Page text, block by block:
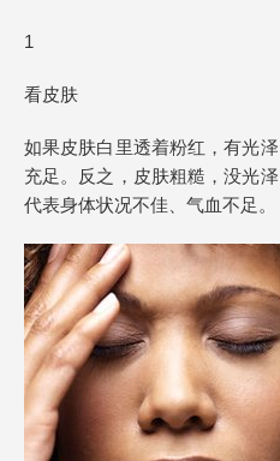
1
看皮肤
如果皮肤白里透着粉红，有光
充足。反之，皮肤粗糙，没光
代表身体状况不佳、气血不足。